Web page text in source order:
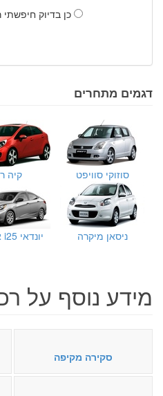
כן בדיוק חיפשתי
דגמים מתחרים
סוזוקי סוויפט קיה
ניסאן מיקרה יונדאי i25 אקסנט
מידע נוסף על
סקירה מקיפה